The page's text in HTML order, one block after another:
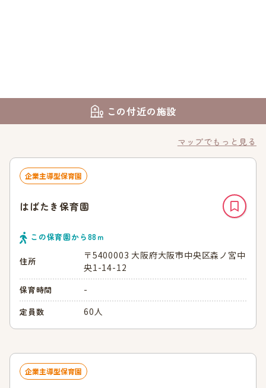
この付近の施設
マップでもっと見る
企業主導型保育園
はばたき保育園
この保育園から88ｍ
住所
〒5400003 大阪府大阪市中央区森ノ宮中
央1-14-12
保育時間 -
定員数 60人
企業主導型保育園